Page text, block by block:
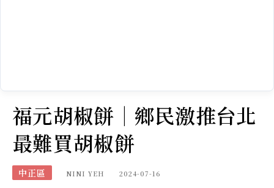
福元胡椒餅｜鄉民激推台北
最難買胡椒餅
中正區 NINI YEH 2024-07-16